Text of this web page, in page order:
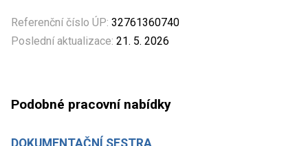
Referenční číslo ÚP: 32761360740
Poslední aktualizace: 21. 5. 2026
Podobné pracovní nabídky
DOKUMENTAČNÍ SESTRA